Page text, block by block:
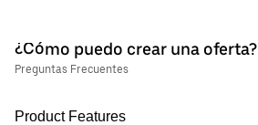
¿Cómo puedo crear una oferta?
Preguntas Frecuentes
Product Features